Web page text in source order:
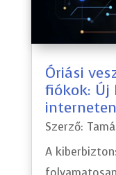
Óriási
fiókok: Új
interneten
Szerző:
A